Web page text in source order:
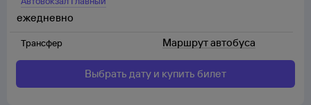
Трансфер
ежедневно
Маршрут автобуса
Выбрать дату и купить билет